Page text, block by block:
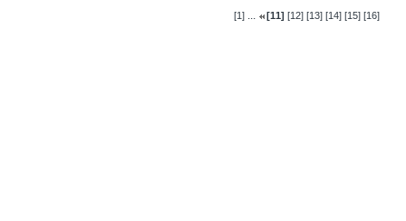
[1] ... [11] [12] [13] [14] [15] [16]